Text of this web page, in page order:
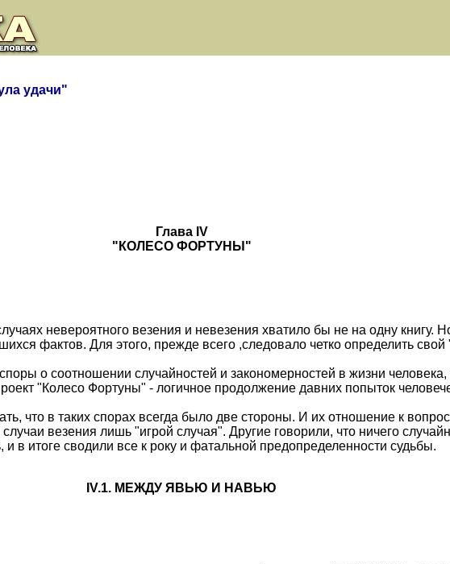
удачи"
Глава IV
"КОЛЕСО ФОРТУНЫ"
невероятного везения и невезения хватило бы не на одну книгу.
фактов. Для этого, прежде всего ,следовало четко определить
о соотношении случайностей и закономерностей в жизни
"Колесо Фортуны" - логичное продолжение давних попыток
что в таких спорах всегда было две стороны. И их отношение к
везения лишь "игрой случая". Другие говорили, что ничего
в итоге сводили все к року и фатальной предопределенности судьбы.
IV.1. МЕЖДУ ЯВЬЮ И НАВЬЮ